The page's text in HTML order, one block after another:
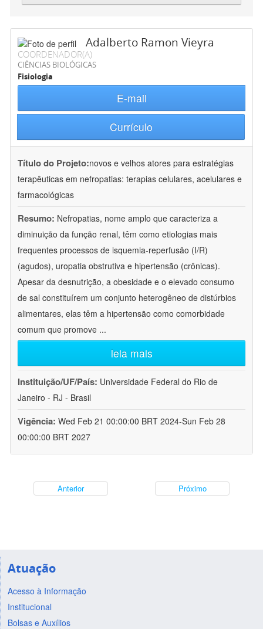
Adalberto Ramon Vieyra
COORDENADOR(A)
CIÊNCIAS BIOLÓGICAS
Fisiologia
E-mail
Currículo
Título do Projeto:novos e velhos atores para estratégias
terapêuticas em nefropatias: terapias celulares, acelulares e
farmacológicas
Resumo: Nefropatias, nome amplo que caracteriza a
diminuição da função renal, têm como etiologias mais
frequentes processos de isquemia-reperfusão (I/R)
(agudos), uropatia obstrutiva e hipertensão (crônicas).
Apesar da desnutrição, a obesidade e o elevado consumo
de sal constituírem um conjunto heterogêneo de distúrbios
alimentares, elas têm a hipertensão como comorbidade
comum que promove ...
leia mais
Instituição/UF/País: Universidade Federal do Rio de
Janeiro - RJ - Brasil
Vigência: Wed Feb 21 00:00:00 BRT 2024-Sun Feb 28
00:00:00 BRT 2027
Anterior Próximo
Atuação
Acesso à Informação
Institucional
Bolsas e Auxílios